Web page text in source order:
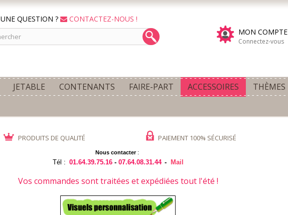
UNE QUESTION ?
CONTACTEZ-NOUS !
MON COMPTE
Connectez-vous
JETABLE CONTENANTS FAIRE-PART ACCESSOIRES THÈMES
PRODUITS DE QUALITÉ PAIEMENT 100% SÉCURISÉ
Nous contacter:
Tél : 01.64.39.75.16 -07.64.08.31.44 - Mail
Vos commandes sont traitées et expédiées tout l'été !